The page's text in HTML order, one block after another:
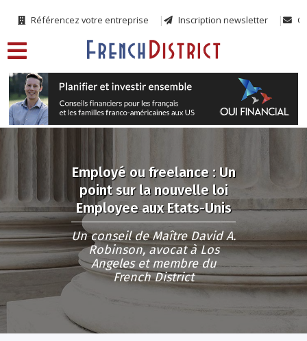
Référencez votre entreprise Inscription newsletter
Employé ou freelance : Un
point sur la nouvelle loi
Employee aux Etats-Unis
Un conseil de Maître David A.
Robinson, avocat à Los
Angeles et membre du
French District